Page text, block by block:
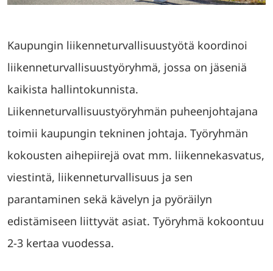
Kaupungin liikenneturvallisuustyötä koordinoi
liikenneturvallisuustyöryhmä, jossa on jäseniä
kaikista hallintokunnista.
Liikenneturvallisuustyöryhmän puheenjohtajana
toimii kaupungin tekninen johtaja. Työryhmän
kokousten aihepiirejä ovat mm. liikennekasvatus,
viestintä, liikenneturvallisuus ja sen
parantaminen sekä kävelyn ja pyöräilyn
edistämiseen liittyvät asiat. Työryhmä kokoontuu
2-3 kertaa vuodessa.